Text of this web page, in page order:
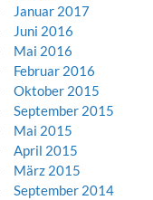
Januar 2017
Juni 2016
Mai 2016
Februar 2016
Oktober 2015
September 2015
Mai 2015
April 2015
März 2015
September 2014